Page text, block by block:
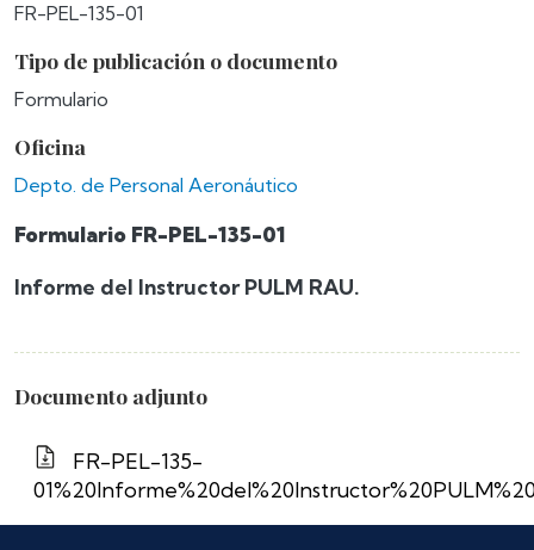
FR-PEL-135-01
Tipo de publicación o documento
Formulario
Oficina
Depto. de Personal Aeronáutico
Formulario FR-PEL-135-01
Informe del Instructor PULM RAU.
Documento adjunto
FR-PEL-135-